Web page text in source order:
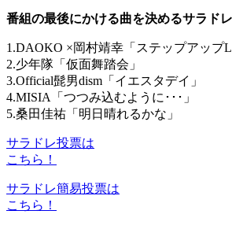
番組の最後にかける曲を決めるサラドレ
1.DAOKO ×岡村靖幸「ステップアップ
2.少年隊「仮面舞踏会」
3.Official髭男dism「イエスタデイ」
4.MISIA「つつみ込むように･･･」
5.桑田佳祐「明日晴れるかな」
サラドレ投票は
こちら！
サラドレ簡易投票は
こちら！